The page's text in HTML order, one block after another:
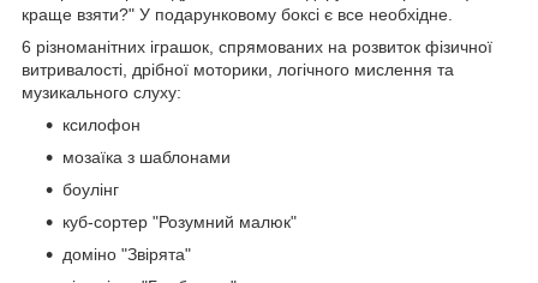
краще взяти?" У подарунковому боксі є все необхідне.
6 різноманітних іграшок, спрямованих на розвиток фізичної
витривалості, дрібної моторики, логічного мислення та
музикального слуху:
ксилофон
мозаїка з шаблонами
боулінг
куб-сортер "Розумний малюк"
доміно "Звірята"